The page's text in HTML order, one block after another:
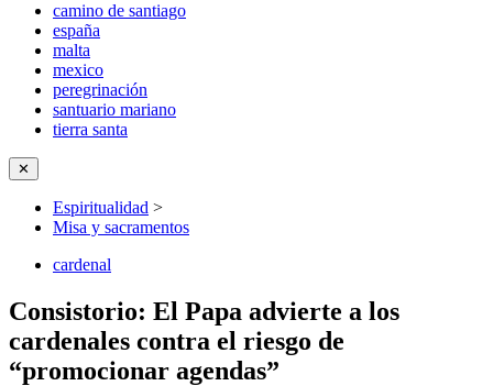
camino de santiago
españa
malta
mexico
peregrinación
santuario mariano
tierra santa
✕
Espiritualidad >
Misa y sacramentos
cardenal
Consistorio: El Papa advierte a los
cardenales contra el riesgo de
“promocionar agendas”